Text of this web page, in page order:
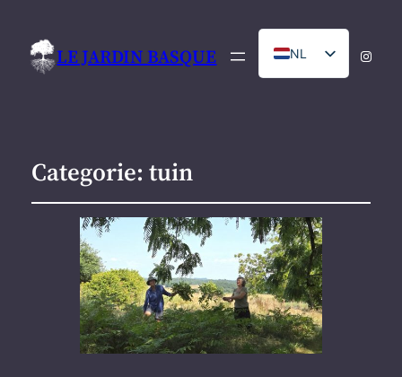
LE JARDIN BASQUE
NL
FR
Categorie: tuin